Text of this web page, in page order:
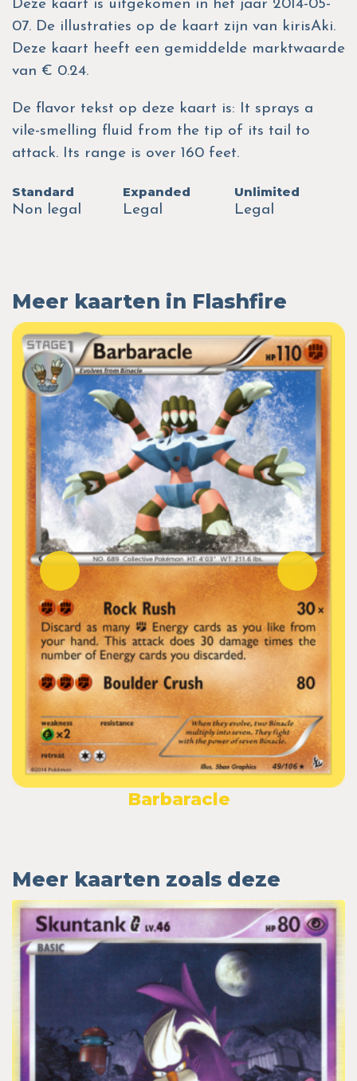
Deze kaart is uitgekomen in het jaar 2014-05-
07. De illustraties op de kaart zijn van kirisAki.
Deze kaart heeft een gemiddelde marktwaarde
van € 0.24.
De flavor tekst op deze kaart is: It sprays a
vile-smelling fluid from the tip of its tail to
attack. Its range is over 160 feet.
Standard
Non legal
Expanded
Legal
Unlimited
Legal
Meer kaarten in Flashfire
Barbaracle
Meer kaarten zoals deze